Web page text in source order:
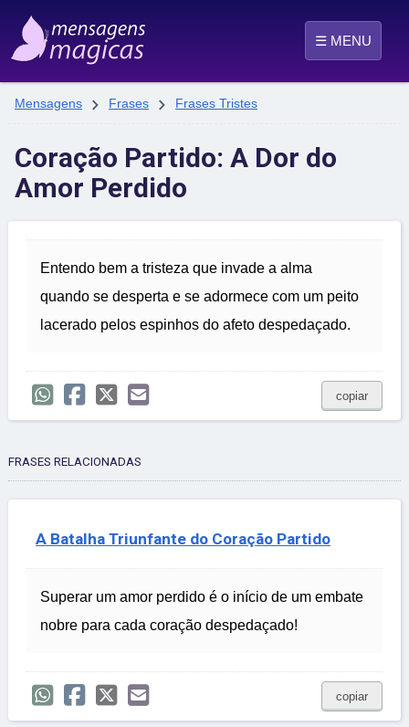
☰ MENU
Mensagens  Frases  Frases Tristes
Coração Partido: A Dor do
Amor Perdido
Entendo bem a tristeza que invade a alma
quando se desperta e se adormece com um peito
lacerado pelos espinhos do afeto despedaçado.
copiar
FRASES RELACIONADAS
A Batalha Triunfante do Coração Partido
Superar um amor perdido é o início de um embate
nobre para cada coração despedaçado!
copiar